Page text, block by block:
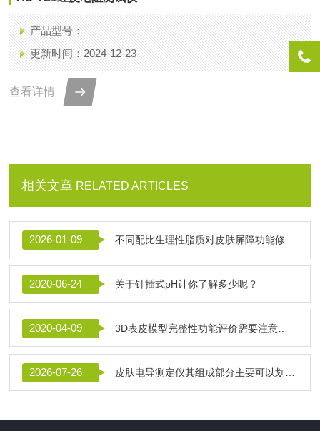
产品型号：
更新时间：2024-12-23
查看详情
相关文章 RELATED ARTICLES
2026-01-09
2020-06-24 关于针插式pH计你了解多少呢？
2020-04-09
2026-07-26